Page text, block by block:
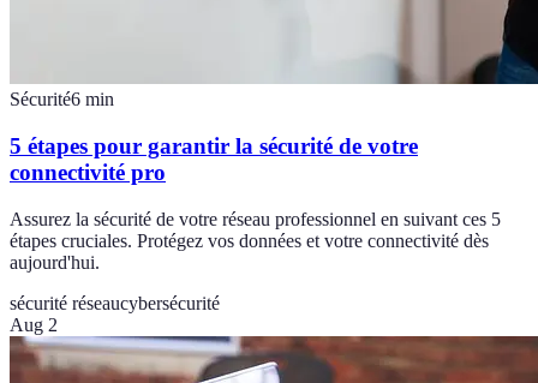
Sécurité6 min
5 étapes pour garantir la sécurité de votre
connectivité pro
Assurez la sécurité de votre réseau professionnel en suivant ces 5
étapes cruciales. Protégez vos données et votre connectivité dès
aujourd'hui.
sécurité réseaucybersécurité
Aug 2